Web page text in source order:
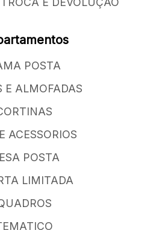
POSTA
E ALMOFADAS
ACESSORIOS
POSTA
LIMITADA